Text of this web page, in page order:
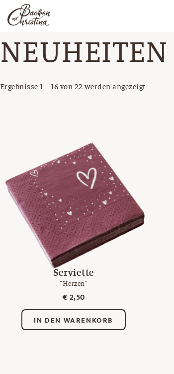
Inhalt
springen
NEUHEITEN
Ergebnisse 1 – 16 von 22 werden angezeigt
Serviette
"Herzen"
€2,50
IN DEN WARENKORB